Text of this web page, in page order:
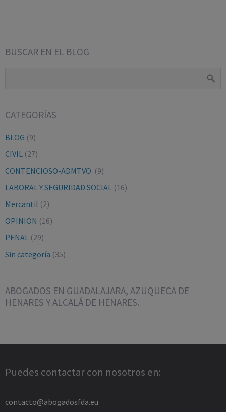
BUSCAR EN EL BLOG
CATEGORÍAS
BLOG (9)
CIVIL (27)
CONTENCIOSO-ADMTVO. (9)
LABORAL Y SEGURIDAD SOCIAL (16)
Mercantil (2)
OPINION (16)
PENAL (29)
Sin categoría (35)
ABOGADOS EN GUADALAJARA, AZUQUECA DE
HENARES Y ALCALÁ DE HENARES.
Puedes contactar con nosotros en:
contacto@abogadosfda.eu